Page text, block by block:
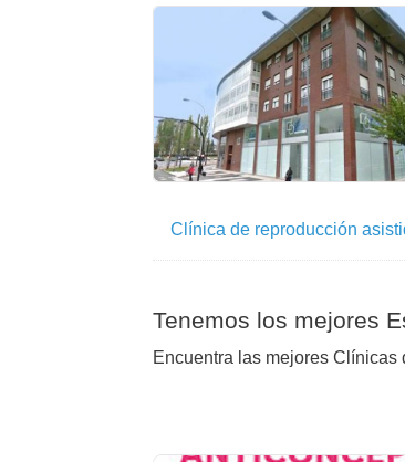
Clínica de reproducción
Tenemos los mejores
Encuentra las mejores